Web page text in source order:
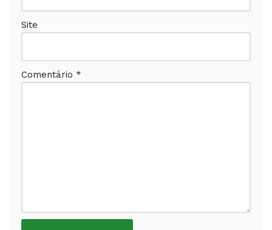
Site
Comentário *